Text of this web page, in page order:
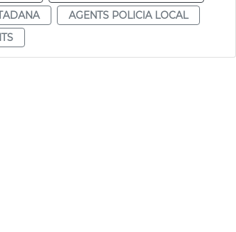
AGENTS POLICIA LOCAL